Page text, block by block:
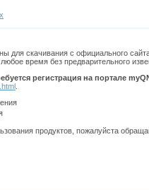
для скачивания с официального
время без предварительного
регистрация на портале
продуктов, пожалуйста